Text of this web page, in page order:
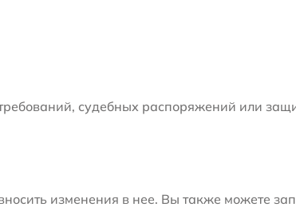
судебных распоряжений или
изменения в нее. Вы также можете